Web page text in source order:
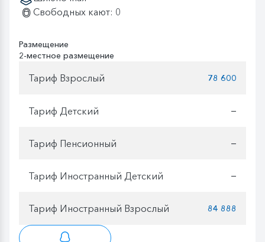
Свободных кают: 0
Размещение
2-местное размещение
Тариф Взрослый 78 600
Тариф Детский —
Тариф Пенсионный —
Тариф Иностранный Детский —
Тариф Иностранный Взрослый 84 888